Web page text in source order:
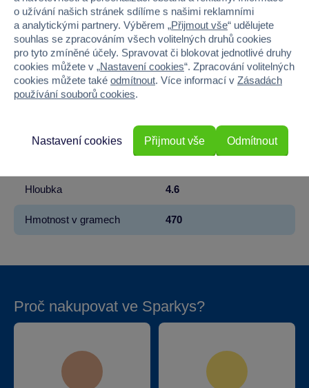
Kód produktu 33CP50225
Značka Clementoni
Věk od 5
Pohlaví
34.4
25.4
Hloubka 4.6
Hmotnost v gramech 470
Proč nakupovat ve Sparkys?
o užívání našich stránek sdílíme s našimi reklamními
a analytickými partnery. Výběrem „Přijmout vše“ udělujete
souhlas se zpracováním všech volitelných druhů cookies
pro tyto zmíněné účely. Spravovat či blokovat jednotlivé druhy
cookies můžete v „Nastavení cookies“. Zpracování volitelných
cookies můžete také odmítnout. Více informací v Zásadách
používání souborů cookies.
Odmítnout
Nastavení cookies Přijmout vše